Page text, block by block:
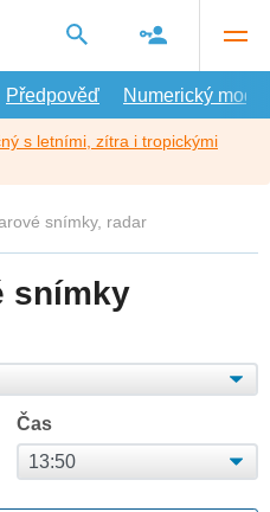
Předpověď Numerický model
s letními, zítra i tropickými
snímky, radar
snímky
Čas